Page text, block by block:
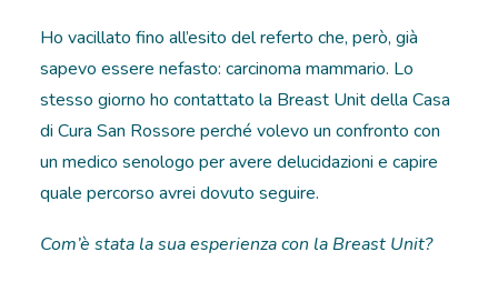
Ho vacillato fino all’esito del referto che, però, già
sapevo essere nefasto: carcinoma mammario. Lo
stesso giorno ho contattato la Breast Unit della Casa
di Cura San Rossore perché volevo un confronto con
un medico senologo per avere delucidazioni e capire
quale percorso avrei dovuto seguire.
Com’è stata la sua esperienza con la Breast Unit?